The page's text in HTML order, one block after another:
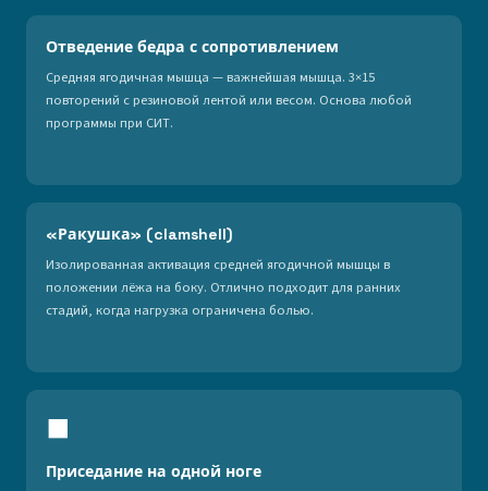
Отведение бедра с сопротивлением
Средняя ягодичная мышца — важнейшая мышца. 3×15
повторений с резиновой лентой или весом. Основа любой
программы при СИТ.
«Ракушка» (clamshell)
Изолированная активация средней ягодичной мышцы в
положении лёжа на боку. Отлично подходит для ранних
стадий, когда нагрузка ограничена болью.
⬛
Приседание на одной ноге